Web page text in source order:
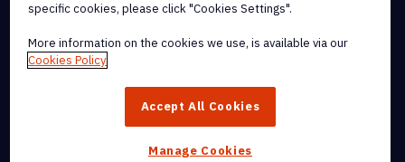
trademarks, of Nitro Software, Inc. or its affiliates in the United
specific cookies, please click "Cookies Settings".
More information on the cookies we use, is available via our
Cookies Policy
Accept All Cookies
Manage Cookies